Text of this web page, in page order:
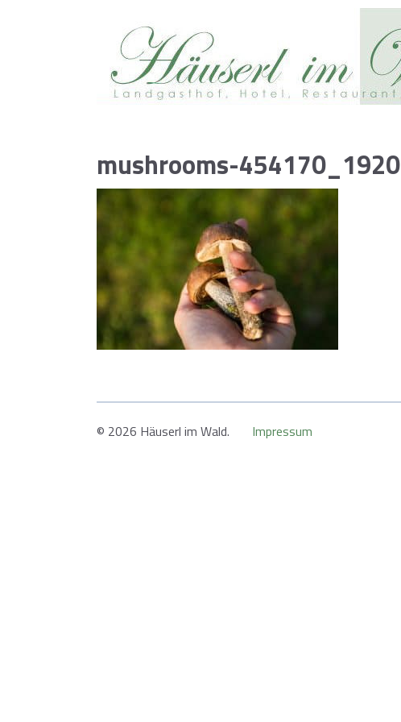
mushrooms-454170_1920
© 2026 Häuserl im Wald. Impressum